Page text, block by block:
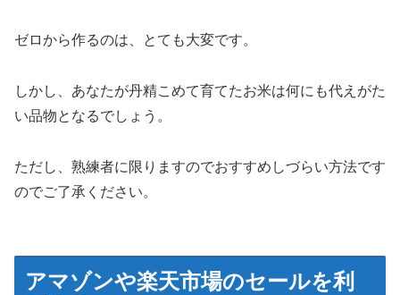
ゼロから作るのは、とても大変です。
しかし、あなたが丹精こめて育てたお米は何にも代えがた
い品物となるでしょう。
ただし、熟練者に限りますのでおすすめしづらい方法です
のでご了承ください。
アマゾンや楽天市場のセールを利